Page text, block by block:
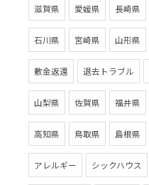
滋賀県 愛媛県 長崎県
石川県 宮崎県 山形県
敷金返還 退去トラブル
山梨県 佐賀県 福井県
高知県 鳥取県 島根県
アレルギー シックハウス